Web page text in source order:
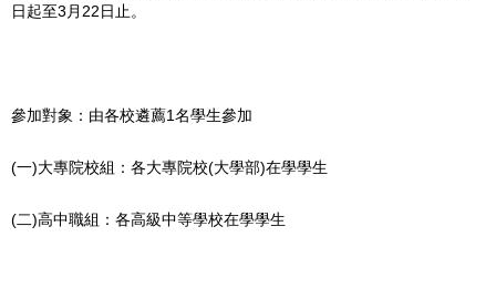
日起至3月22日止。
參加對象：由各校遴薦1名學生參加
(一)大專院校組：各大專院校(大學部)在學學生
(二)高中職組：各高級中等學校在學學生